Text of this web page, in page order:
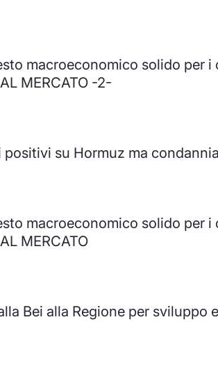
macroeconomico solido per
MERCATO -2-
positivi su Hormuz ma
macroeconomico solido per
MERCATO
Bei alla Regione per sviluppo